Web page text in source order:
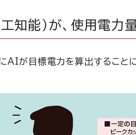
能）が、使用電力
AIが目標電力を算出することに